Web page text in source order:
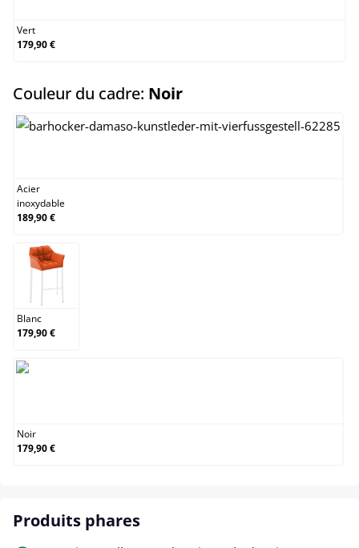
Vert
179,90 €
Couleur du cadre: Noirselect
Acier
inoxydable
189,90 €
Blanc
Blanc
179,90 €
Noir
179,90 €
Produits phares